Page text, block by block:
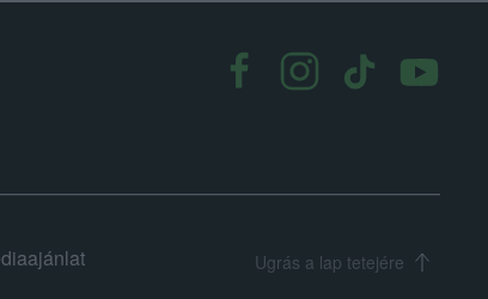
Ugrás a lap tetejére